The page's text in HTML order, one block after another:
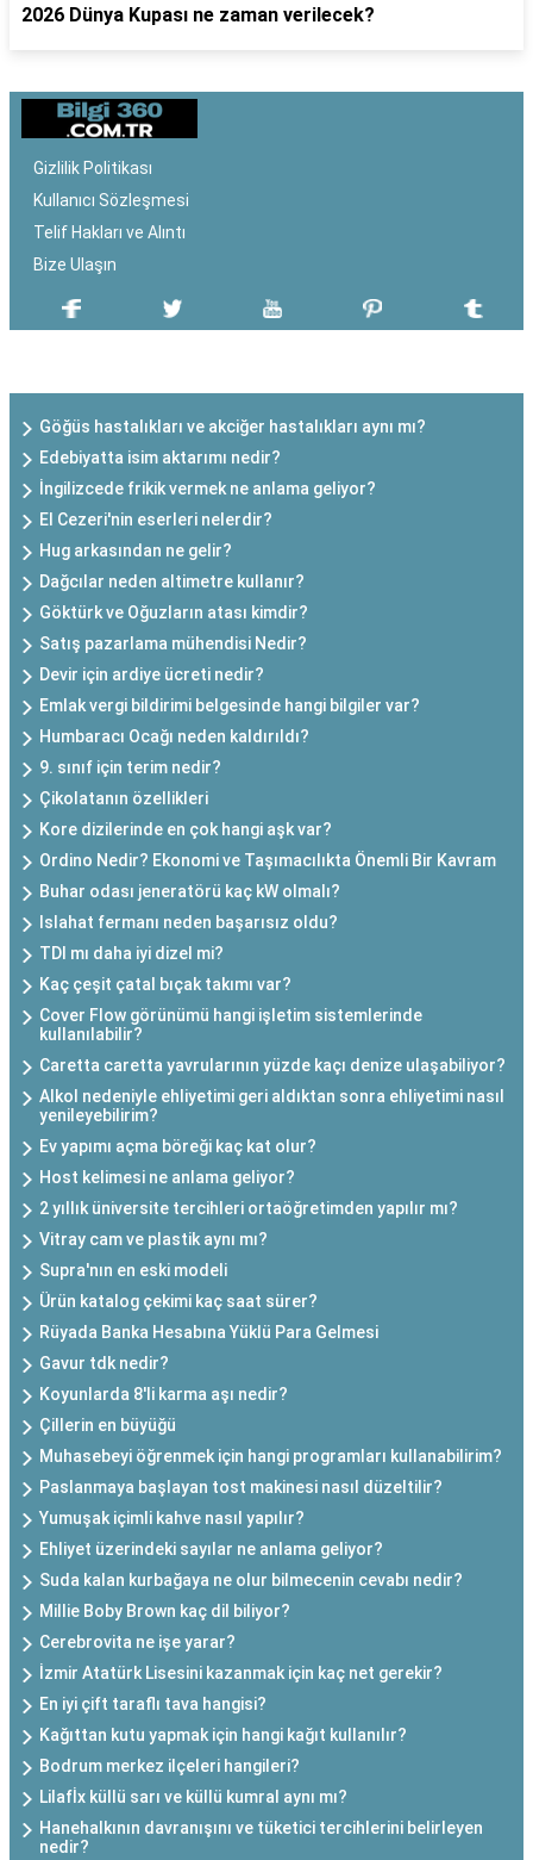
2026 Dünya Kupası ne zaman verilecek?
Gizlilik Politikası
Kullanıcı Sözleşmesi
Telif Hakları ve Alıntı
Bize Ulaşın
Göğüs hastalıkları ve akciğer hastalıkları aynı mı?
Edebiyatta isim aktarımı nedir?
İngilizcede frikik vermek ne anlama geliyor?
El Cezeri'nin eserleri nelerdir?
Hug arkasından ne gelir?
Dağcılar neden altimetre kullanır?
Göktürk ve Oğuzların atası kimdir?
Satış pazarlama mühendisi Nedir?
Devir için ardiye ücreti nedir?
Emlak vergi bildirimi belgesinde hangi bilgiler var?
Humbaracı Ocağı neden kaldırıldı?
9. sınıf için terim nedir?
Çikolatanın özellikleri
Kore dizilerinde en çok hangi aşk var?
Ordino Nedir? Ekonomi ve Taşımacılıkta Önemli Bir Kavram
Buhar odası jeneratörü kaç kW olmalı?
Islahat fermanı neden başarısız oldu?
TDI mı daha iyi dizel mi?
Kaç çeşit çatal bıçak takımı var?
Cover Flow görünümü hangi işletim sistemlerinde
kullanılabilir?
Caretta caretta yavrularının yüzde kaçı denize ulaşabiliyor?
Alkol nedeniyle ehliyetimi geri aldıktan sonra ehliyetimi nasıl
yenileyebilirim?
Ev yapımı açma böreği kaç kat olur?
Host kelimesi ne anlama geliyor?
2 yıllık üniversite tercihleri ortaöğretimden yapılır mı?
Vitray cam ve plastik aynı mı?
Supra'nın en eski modeli
Ürün katalog çekimi kaç saat sürer?
Rüyada Banka Hesabına Yüklü Para Gelmesi
Gavur tdk nedir?
Koyunlarda 8'li karma aşı nedir?
Çillerin en büyüğü
Muhasebeyi öğrenmek için hangi programları kullanabilirim?
Paslanmaya başlayan tost makinesi nasıl düzeltilir?
Yumuşak içimli kahve nasıl yapılır?
Ehliyet üzerindeki sayılar ne anlama geliyor?
Suda kalan kurbağaya ne olur bilmecenin cevabı nedir?
Millie Boby Brown kaç dil biliyor?
Cerebrovita ne işe yarar?
İzmir Atatürk Lisesini kazanmak için kaç net gerekir?
En iyi çift taraflı tava hangisi?
Kağıttan kutu yapmak için hangi kağıt kullanılır?
Bodrum merkez ilçeleri hangileri?
Lilafİx küllü sarı ve küllü kumral aynı mı?
Hanehalkının davranışını ve tüketici tercihlerini belirleyen
nedir?